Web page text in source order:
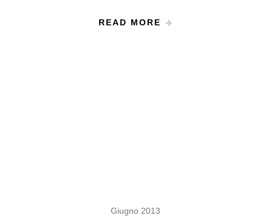
READ MORE
Giugno 2013